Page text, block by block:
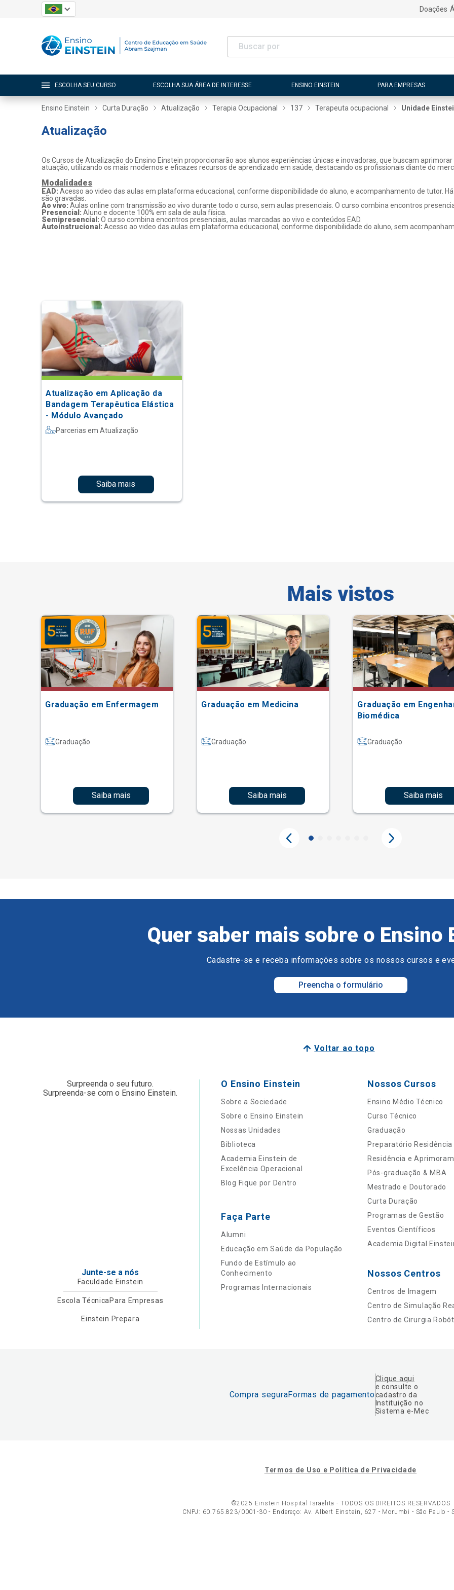
Doações
ESCOLHA SEU CURSO ESCOLHA SUA ÁREA DE INTERESSE ENSINO EINSTEIN PARA EMPRESAS
Ensino Einstein Curta Duração Atualização Terapia Ocupacional 137 Terapeuta ocupacional Unidade
Atualização
Os Cursos de Atualização do Ensino Einstein proporcionarão aos alunos experiências únicas e inovadoras, que buscam
atuação, utilizando os mais modernos e eficazes recursos de aprendizado em saúde, destacando os profissionais diante do
Modalidades
EAD:Acesso ao video das aulas em plataforma educacional, conforme disponibilidade do aluno, e acompanhamento de tutor.
são gravadas.
Ao vivo: Aulas online com transmissão ao vivo durante todo o curso, sem aulas presenciais. O curso combina encontros
Presencial:Aluno e docente 100% em sala de aula física.
Semipresencial:O curso combina encontros presenciais, aulas marcadas ao vivo e conteúdos EAD.
Autoinstrucional:Acesso ao video das aulas em plataforma educacional, conforme disponibilidade do aluno, sem
Atualização em Aplicação da
Bandagem Terapêutica Elástica
- Módulo Avançado
Parcerias em Atualização
Saiba mais
Mais vistos
Graduação em Enfermagem
Graduação
Saiba mais
Graduação em Medicina
Graduação
Saiba mais
Graduação em
Biomédica
Graduação
Saiba mais
Quer saber mais sobre o Ensino
Cadastre-se e receba informações sobre os nossos cursos e
Preencha o formulário
Voltar ao topo
Surpreenda o seu futuro.
Surpreenda-se com o Ensino Einstein.
Junte-se a nós
Faculdade Einstein
Escola Técnica Para Empresas
Einstein Prepara
O Ensino Einstein
Sobre a Sociedade
Sobre o Ensino Einstein
Nossas Unidades
Biblioteca
Academia Einstein de
Excelência Operacional
Blog Fique por Dentro
Faça Parte
Alumni
Educação em Saúde da População
Fundo de Estímulo ao
Conhecimento
Programas Internacionais
Nossos Cursos
Ensino Médio Técnico
Curso Técnico
Graduação
Preparatório Residência
Residência e
Pós-graduação & MBA
Mestrado e Doutorado
Curta Duração
Programas de Gestão
Eventos Científicos
Academia Digital
Nossos Centros
Centros de Imagem
Centro de Simulação
Centro de Cirurgia
Compra seguraFormas de pagamento
Clique aqui
e consulte o
cadastro da
Instituição no
Sistema e-Mec
Termos de Uso e Política de Privacidade
©2025 Einstein Hospital Israelita - TODOS OS DIREITOS RESERVADOS
CNPJ: 60.765.823/0001-30 - Endereço: Av. Albert Einstein, 627 - Morumbi - São Paulo -